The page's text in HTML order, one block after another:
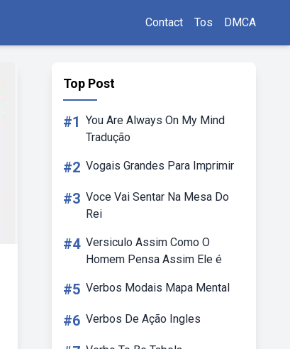
Contact Tos DMCA
Top Post
#1 You Are Always On My Mind
Tradução
#2 Vogais Grandes Para Imprimir
#3 Voce Vai Sentar Na Mesa Do
Rei
#4 Versiculo Assim Como O
Homem Pensa Assim Ele é
#5 Verbos Modais Mapa Mental
#6 Verbos De Ação Ingles